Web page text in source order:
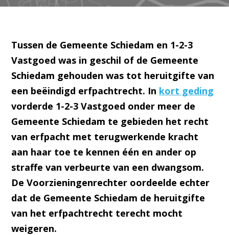
Tussen de Gemeente Schiedam en 1-2-3
Vastgoed was in geschil of de Gemeente
Schiedam gehouden was tot heruitgifte van
een beëindigd erfpachtrecht. In kort geding
vorderde 1-2-3 Vastgoed onder meer de
Gemeente Schiedam te gebieden het recht
van erfpacht met terugwerkende kracht
aan haar toe te kennen één en ander op
straffe van verbeurte van een dwangsom.
De Voorzieningenrechter oordeelde echter
dat de Gemeente Schiedam de heruitgifte
van het erfpachtrecht terecht mocht
weigeren.